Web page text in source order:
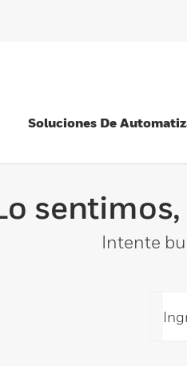
Soluciones De
Intente